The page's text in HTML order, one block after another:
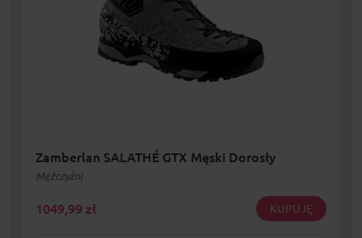
Zamberlan SALATHÉ GTX Męski Dorosły
Mężczyźni
1049,99 zł KUPUJĘ